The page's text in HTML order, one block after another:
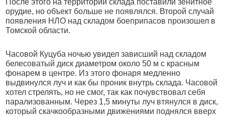
После этого на территории склада поставили зенитное
орудие, но объект больше не появлялся. Второй случай
появления НЛО над складом боеприпасов произошел в
Томской области.
Часовой Куцуба ночью увидел зависший над складом
белесоватый диск диаметром около 50 м с красным
фонарем в центре. Из этого фонаря медленно
выдвинулся луч и как бы проник внутрь склада. Часовой
хотел стрелять, но не смог, так как почувствовал себя
парализованным. Через 1,5 минуты луч втянулся в диск,
который скачкообразными движениями поднялся вверх